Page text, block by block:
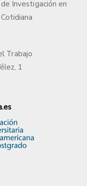
Investigación en
Trabajo
1